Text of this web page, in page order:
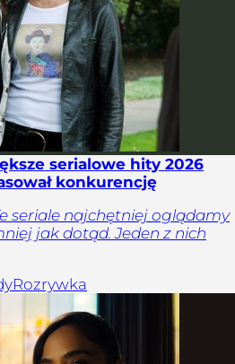
serialowe hity 2026
konkurencję
seriale najchętniej oglądamy
jak dotąd. Jeden z nich
Rozrywka